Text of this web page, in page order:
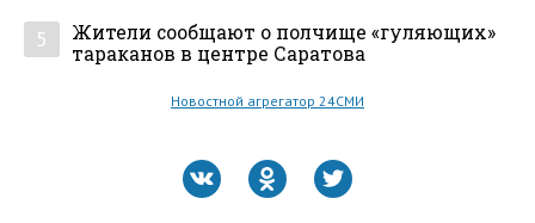
5
Жители сообщают о полчище «гуляющих»
тараканов в центре Саратова
Новостной агрегатор 24СМИ